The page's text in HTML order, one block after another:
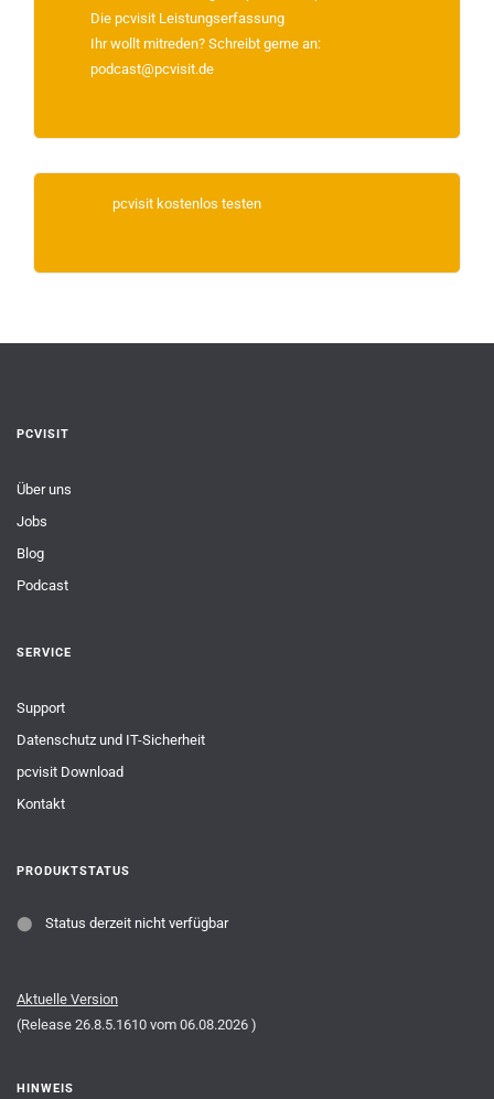
Die pcvisit Leistungserfassung
Ihr wollt mitreden? Schreibt gerne an:
podcast@pcvisit.de
pcvisit kostenlos testen
PCVISIT
Über uns
Jobs
Blog
Podcast
SERVICE
Support
Datenschutz und IT-Sicherheit
pcvisit Download
Kontakt
PRODUKTSTATUS
⬤ Status derzeit nicht verfügbar
Aktuelle Version
(Release 26.8.5.1610 vom 06.08.2026 )
HINWEIS